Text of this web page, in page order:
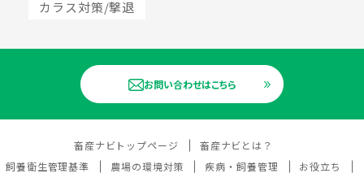
カラス対策/撃退
お問い合わせはこちら
畜産ナビトップページ
畜産ナビとは？
飼養衛生管理基準
農場の環境対策 疾病・飼養管理
お役立ち